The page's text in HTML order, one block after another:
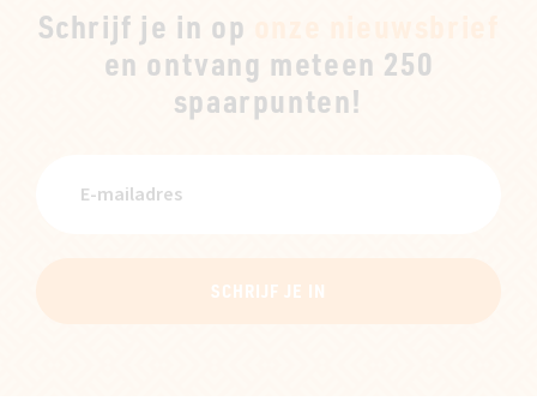
Schrijf je in op
en ontvang meteen 250
spaarpunten!
SCHRIJF JE IN